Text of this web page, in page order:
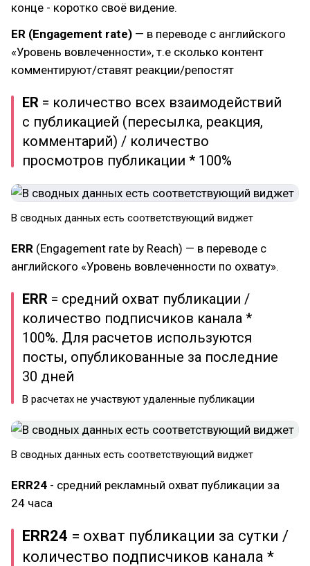
конце - коротко своё видение.
ER (Engagement rate) — в переводе с английского
«Уровень вовлеченности», т.е сколько контент
комментируют/ставят реакции/репостят
ER = количество всех взаимодействий
с публикацией (пересылка, реакция,
комментарий) / количество
просмотров публикации * 100%
В сводных данных есть соответствующий виджет
ERR (Engagement rate by Reach) — в переводе с
английского «Уровень вовлеченности по охвату».
ERR = средний охват публикации /
количество подписчиков канала *
100%. Для расчетов используются
посты, опубликованные за последние
30 дней
В расчетах не участвуют удаленные публикации
В сводных данных есть соответствующий виджет
ERR24 - средний рекламный охват публикации за
24 часа
ERR24 = охват публикации за сутки /
количество подписчиков канала *